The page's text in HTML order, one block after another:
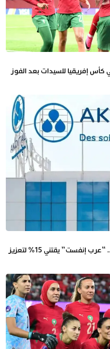
إفريقيا للسيدات بعد الفوز
استثمار عربي جديد في “أكديتال”.. “عرب إنفست” يقتني 15% لتعزيز